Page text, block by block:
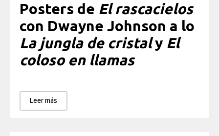
Posters de El rascacielos
con Dwayne Johnson a lo
La jungla de cristaly El
coloso en llamas
Leer más